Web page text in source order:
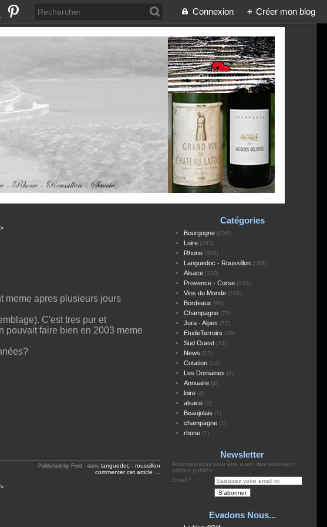
Connexion + Créer mon blog
meme apres plusieurs jours
C'est tres pur et
pouvait faire bien en 2003 meme
Published by Fred -dans languedoc - roussillon
commenter cet article
Catégories
Bourgogne(836)
Loire(393)
Rhone(306)
Languedoc - Roussillon(188)
Alsace(139)
Provence - Corse(103)
Vins du Monde(102)
Bordeaux (96)
Champagne(79)
Jura - Alpes (57)
EtudeTerroirs (29)
Sud Ouest(24)
News (22)
Cotation(14)
Les Domaines (9)
Annuaire(4)
loire(4)
alsace(2)
Beaujolais (1)
champagne(1)
rhone(1)
Newsletter
Abonnez-vous pour être averti des nouveaux
articles publiés.
Email
Evadons Nous...